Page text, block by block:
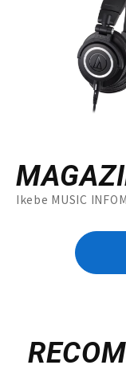
Ikebe MUSIC